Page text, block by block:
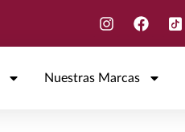
Nuestras Marcas